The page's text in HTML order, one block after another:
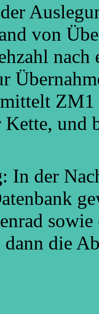
von
nach
und
: In der
sowie
die